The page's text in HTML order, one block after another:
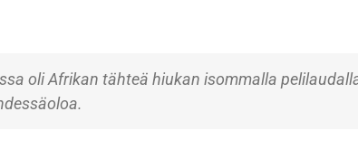
oli Afrikan tähteä hiukan isommalla